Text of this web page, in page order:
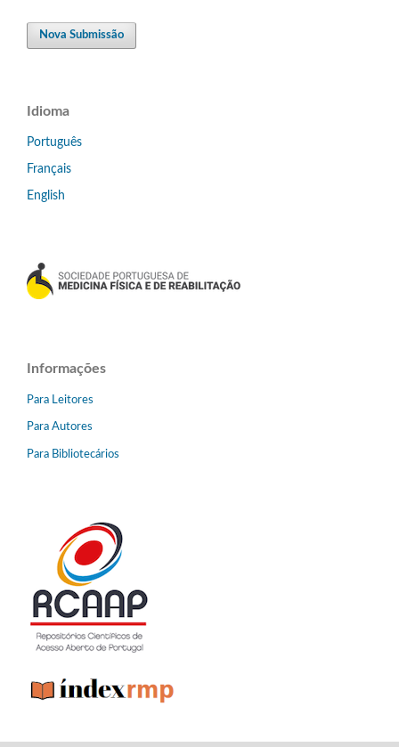
Nova Submissão
Idioma
Português
Français
English
Informações
Para Leitores
Para Autores
Para Bibliotecários